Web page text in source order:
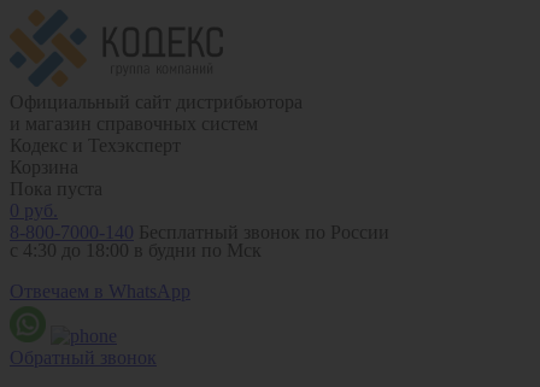
Официальный сайт дистрибьютора
и магазин справочных систем
Кодекс и Техэксперт
Корзина
Пока пуста
0 руб.
8-800-7000-140 Бесплатный звонок по России
с 4:30 до 18:00 в будни по Мск
Отвечаем в WhatsApp
Обратный звонок